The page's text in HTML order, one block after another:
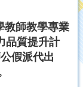
教師教學專業
品質提升計
假派代出